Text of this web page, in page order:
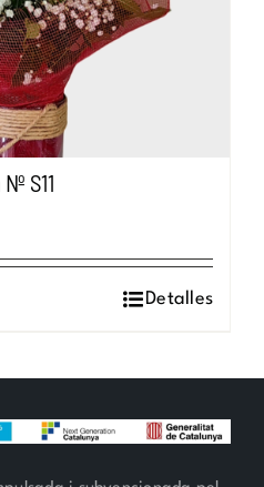
S11
Detalles